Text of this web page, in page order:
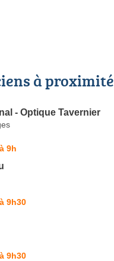
à proximité
- Optique Tavernier
9h
9h30
9h30